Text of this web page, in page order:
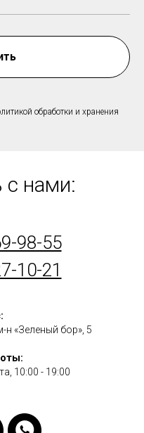
обработки и хранения
с нами:
98-55
10-21
н «Зеленый бор», 5
10:00 - 19:00